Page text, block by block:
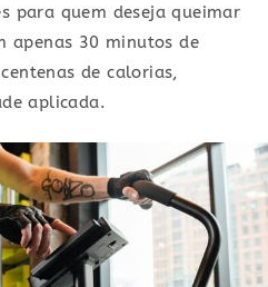
para quem deseja queimar
apenas 30 minutos de
de calorias,
aplicada.